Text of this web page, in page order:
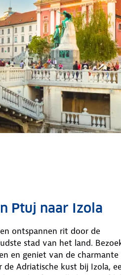
Ptuj naar Izola
ontspannen rit door de
stad van het land.
en geniet van de charmante
Adriatische kust bij Izola,